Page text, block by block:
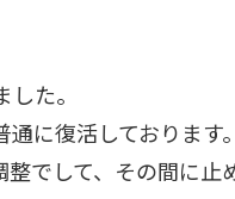
た。
に復活しております。
でして、その間に止